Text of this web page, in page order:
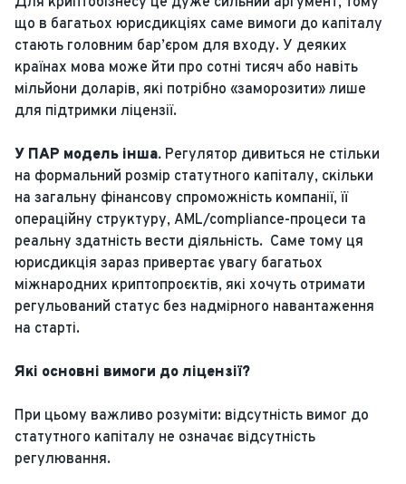
що в багатьох юрисдикціях саме вимоги до капіталу
стають головним бар’єром для входу. У деяких
країнах мова може йти про сотні тисяч або навіть
мільйони доларів, які потрібно «заморозити» лише
для підтримки ліцензії.
У ПАР модель інша. Регулятор дивиться не стільки
на формальний розмір статутного капіталу, скільки
на загальну фінансову спроможність компанії, її
операційну структуру, AML/compliance-процеси та
реальну здатність вести діяльність. Саме тому ця
юрисдикція зараз привертає увагу багатьох
міжнародних криптопроєктів, які хочуть отримати
регульований статус без надмірного навантаження
на старті.
Які основні вимоги до ліцензії?
При цьому важливо розуміти: відсутність вимог до
статутного капіталу не означає відсутність
регулювання.